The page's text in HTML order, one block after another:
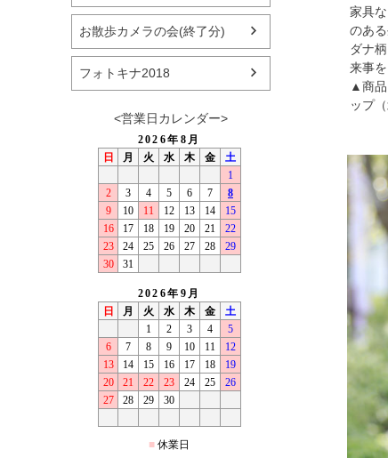
お散歩カメラの会(終了分)
フォトキナ2018
<営業日カレンダー>
家具
のあ
ダナ
来事
▲商品
ップ